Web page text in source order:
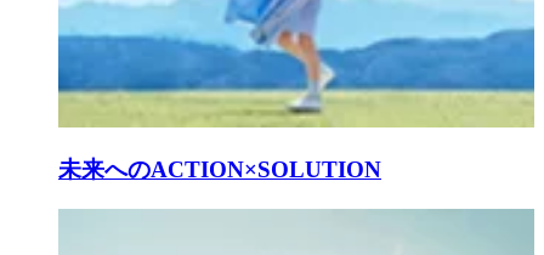
未来へのACTION×SOLUTION